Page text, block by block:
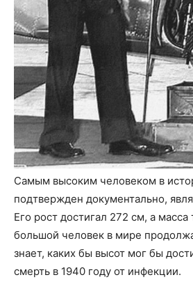
Самым высоким человеком в
подтвержден документально,
Его рост достигал 272 см, а
большой человек в мире
знает, каких бы высот мог бы
смерть в 1940 году от инфекции.